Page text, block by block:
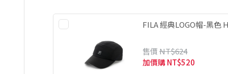
FILA 經典LOGO帽-黑色
售價NT$624
加價購NT$520